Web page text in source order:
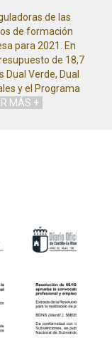
de las
de formación
para 2021. En
de 18,7
Verde, Dual
y el Programa
MÁS +